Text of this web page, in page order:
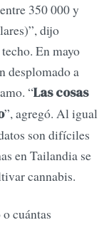
350 000 y
dijo
En mayo
desplomado a
“Las cosas
”, agregó. Al igual
son difíciles
en Tailandia se
cannabis.
cuántas